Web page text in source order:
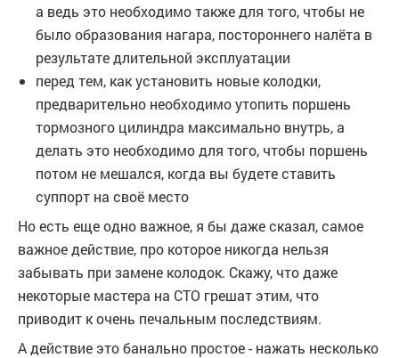
а ведь это необходимо также для того, чтобы не
было образования нагара, постороннего налёта в
результате длительной эксплуатации
перед тем, как установить новые колодки,
предварительно необходимо утопить поршень
тормозного цилиндра максимально внутрь, а
делать это необходимо для того, чтобы поршень
потом не мешался, когда вы будете ставить
суппорт на своё место
Но есть еще одно важное, я бы даже сказал, самое
важное действие, про которое никогда нельзя
забывать при замене колодок. Скажу, что даже
некоторые мастера на СТО грешат этим, что
приводит к очень печальным последствиям.
А действие это банально простое - нажать несколько